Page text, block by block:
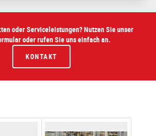
oder Serviceleistungen? Nutzen Sie unser
oder rufen Sie uns einfach an.
KONTAKT